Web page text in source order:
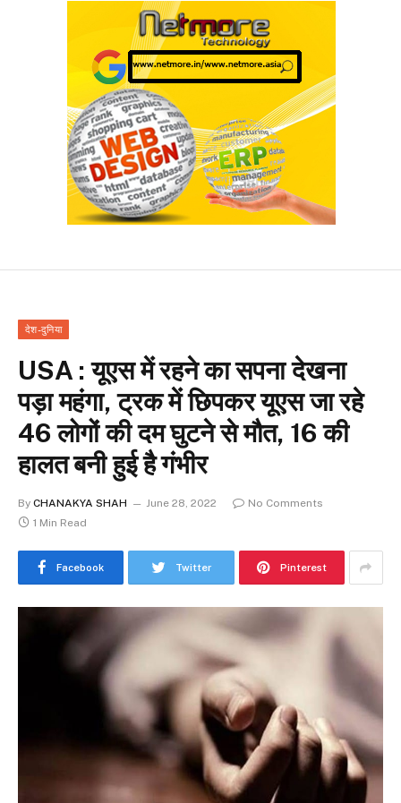
देश-दुनिया
USA : यूएस में रहने का सपना देखना
पड़ा महंगा, ट्रक में छिपकर यूएस जा रहे
46 लोगों की दम घुटने से मौत, 16 की
हालत बनी हुई है गंभीर
By CHANAKYA SHAH June 28, 2022
No Comments
1 Min Read
Facebook Twitter Pinterest